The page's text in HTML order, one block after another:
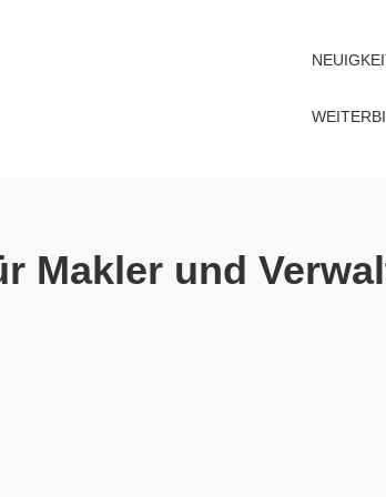
Makler und